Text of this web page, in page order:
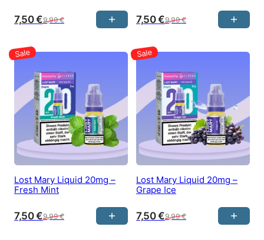
9,99€
7,50€ 9,99€
7,50€
Lost Mary Liquid 20mg –
Fresh Mint
9,99€
7,50€
Lost Mary Liquid 20mg –
Grape Ice
9,99€
7,50€